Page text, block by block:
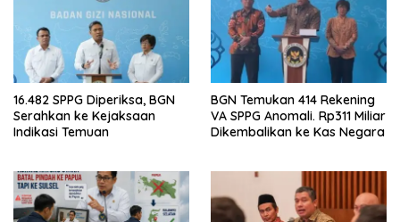
16.482 SPPG Diperiksa, BGN
Serahkan ke Kejaksaan
Indikasi Temuan
BGN Temukan 414 Rekening
VA SPPG Anomali. Rp311 Miliar
Dikembalikan ke Kas Negara